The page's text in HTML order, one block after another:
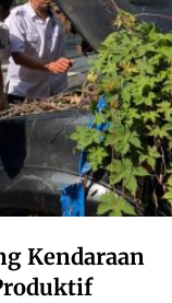
Kendaraan